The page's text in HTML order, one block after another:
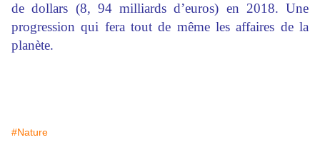
de dollars (8, 94 milliards d’euros) en 2018. Une
progression qui fera tout de même les affaires de la
planète.
#Nature